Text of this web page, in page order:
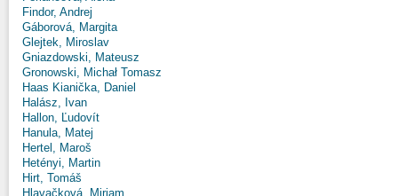
Findor, Andrej
Gáborová, Margita
Glejtek, Miroslav
Gniazdowski, Mateusz
Gronowski, Michał Tomasz
Haas Kianička, Daniel
Halász, Ivan
Hallon, Ľudovít
Hanula, Matej
Hertel, Maroš
Hetényi, Martin
Hirt, Tomáš
Hlavačková, Miriam